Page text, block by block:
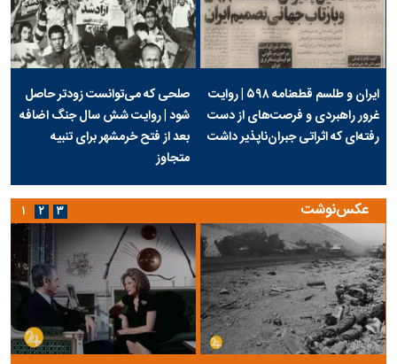
ایران و طلسم قطعنامه ۵۹۸ | روایت
غرور راهبردی و فرصت‌های از دست
رفته‌ای که اثراتی جبران‌ناپذیر داشت
صلحی که می‌توانست زودتر حاصل
شود | روایت شش سال جنگ اضافه
بعد از فتح خرمشهر برای تنبیه
متجاوز
عکس‌نوشت ۱ ۲ ۳